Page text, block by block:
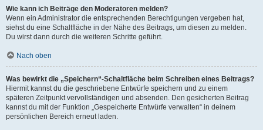
Wie kann ich Beiträge den Moderatoren melden?
Wenn ein Administrator die entsprechenden Berechtigungen vergeben hat,
siehst du eine Schaltfläche in der Nähe des Beitrags, um diesen zu melden.
Du wirst dann durch die weiteren Schritte geführt.
Nach oben
Was bewirkt die „Speichern“-Schaltfläche beim Schreiben eines Beitrags?
Hiermit kannst du die geschriebene Entwürfe speichern und zu einem
späteren Zeitpunkt vervollständigen und absenden. Den gesicherten Beitrag
kannst du mit der Funktion „Gespeicherte Entwürfe verwalten“ in deinem
persönlichen Bereich erneut laden.